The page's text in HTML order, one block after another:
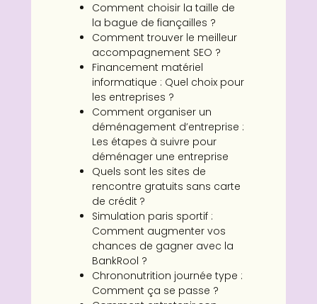
Comment choisir la taille de
la bague de fiançailles ?
Comment trouver le meilleur
accompagnement SEO ?
Financement matériel
informatique : Quel choix pour
les entreprises ?
Comment organiser un
déménagement d’entreprise :
Les étapes à suivre pour
déménager une entreprise
Quels sont les sites de
rencontre gratuits sans carte
de crédit ?
Simulation paris sportif :
Comment augmenter vos
chances de gagner avec la
BankRool ?
Chrononutrition journée type :
Comment ça se passe ?